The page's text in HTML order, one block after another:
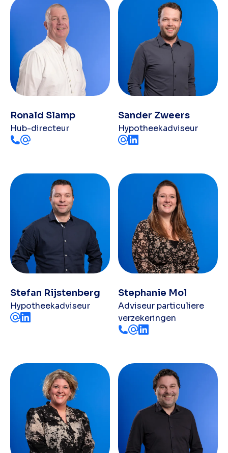
Ronald Slamp
Hub-directeur
Sander Zweers
Hypotheekadviseur
Stefan Rijstenberg
Hypotheekadviseur
Stephanie Mol
Adviseur particuliere
verzekeringen